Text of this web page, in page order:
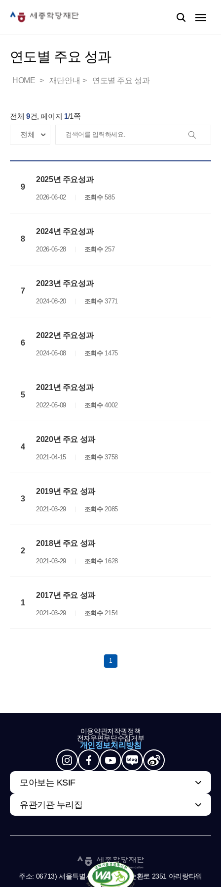
연도별 주요 성과
HOME 재단안내 연도별 주요 성과
전체 9건, 페이지 1/1쪽
9
2025년 주요성과
2026-06-02 조회수585
8
2024년 주요성과
2026-05-28 조회수257
7
2023년 주요성과
2024-08-20 조회수3771
6
2022년 주요성과
2024-05-08 조회수1475
5
2021년 주요성과
2022-05-09 조회수4002
4
2020년 주요 성과
2021-04-15 조회수3758
3
2019년 주요 성과
2021-03-29 조회수2085
2
2018년 주요 성과
2021-03-29 조회수1628
1
2017년 주요 성과
2021-03-29 조회수2154
1
이용약관저작권정책
전자우편무단수집거부
개인정보처리방침
모아보는 KSIF
유관기관 누리집
주소: 06713) 서울특별시 서초구 남부순환로 2351 아리랑타워